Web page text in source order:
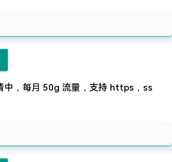
中，每月 50g 流量，支持 https，ss